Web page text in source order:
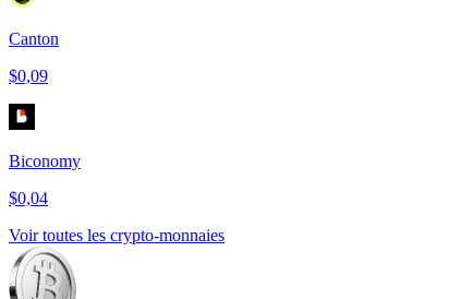
Canton
$0,09
Biconomy
$0,04
Voir toutes les crypto-monnaies